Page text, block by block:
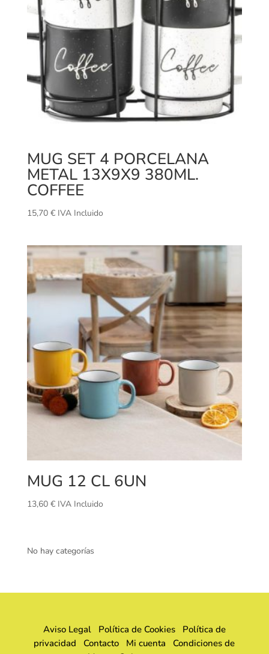
MUG SET 4 PORCELANA
METAL 13X9X9 380ML.
COFFEE
15,70 € IVA Incluido
MUG 12 CL 6UN
13,60 € IVA Incluido
No hay categorías
Aviso Legal Política de Cookies
Política de
privacidad
Contacto Mi cuenta
Condiciones de